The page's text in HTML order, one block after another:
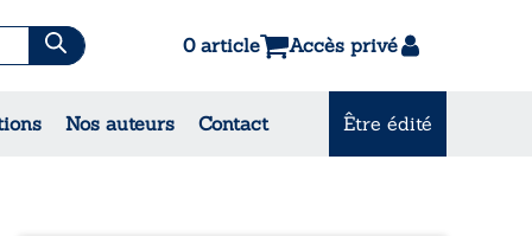
0 article Accès privé
Nos auteurs Contact Être édité
& Contes